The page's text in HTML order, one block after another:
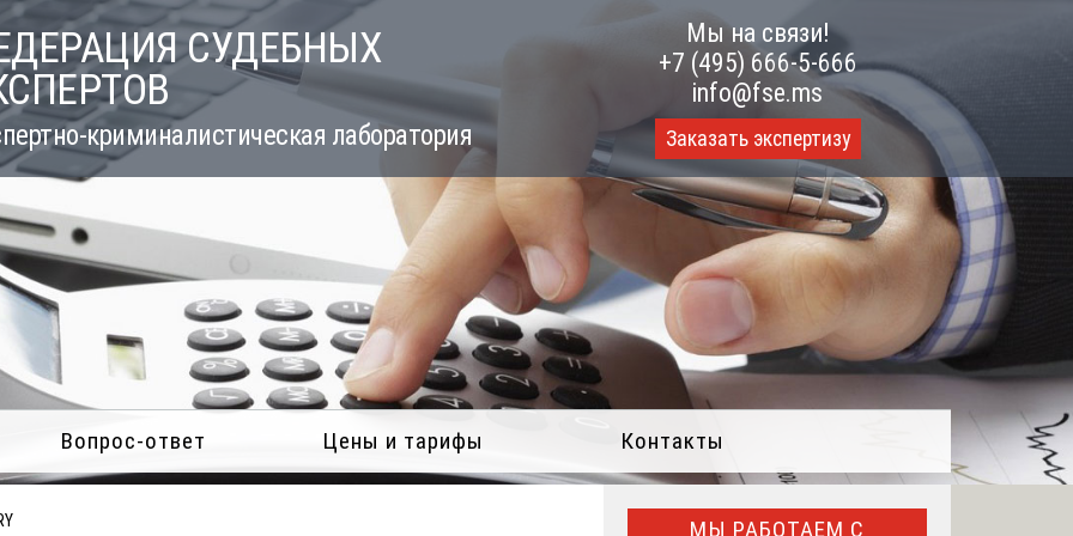
СУДЕБНЫХ
криминалистическая лаборатория
Мы на связи!
+7 (495) 666-5-666
info@fse.ms
Заказать экспертизу
Вопрос-ответ Цены и тарифы Контакты
МЫ РАБОТАЕМ С